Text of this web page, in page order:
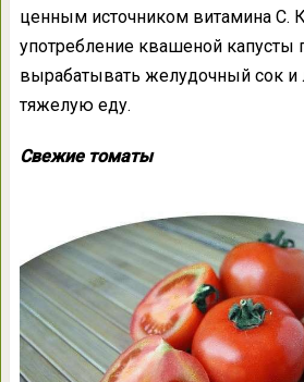
ценным источником витамина С.
употребление квашеной капусты
вырабатывать желудочный сок и
тяжелую еду.
Свежие томаты